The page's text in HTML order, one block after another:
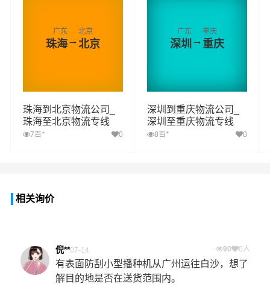
广东
珠海→
北京
北京
珠海到北京物流公司_
珠海至北京物流专线
7百 + 0
广东
深圳→
重庆
重庆
深圳到重庆物流公司_
深圳至重庆物流专线
8百 + 0
相关询价
倪**07-14 90 0人
有表面防刮小型播种机从广州运往白沙，想了
解目的地是否在送货范围内。